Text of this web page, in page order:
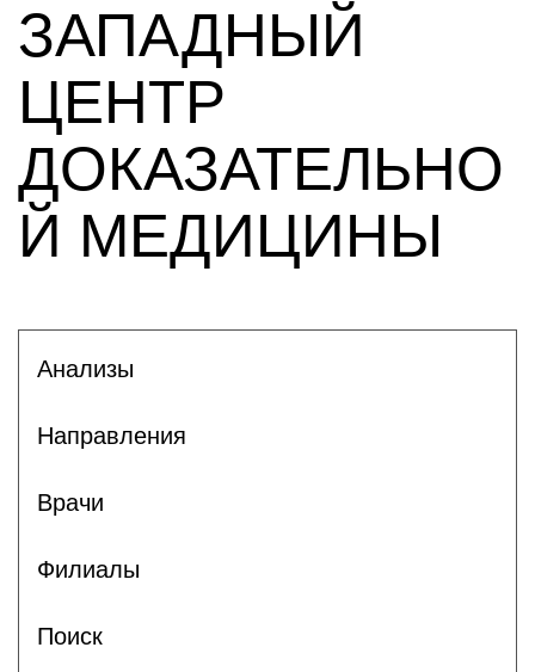
ЗАПАДНЫЙ
ЦЕНТР
ДОКАЗАТЕЛЬНО
Й МЕДИЦИНЫ
Анализы
Направления
Врачи
Филиалы
Поиск